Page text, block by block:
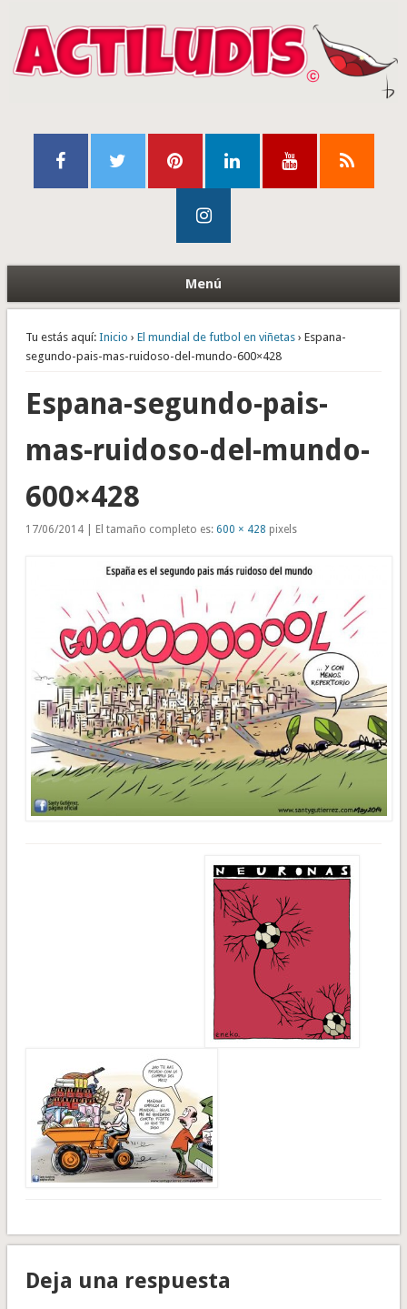
Menú
Tu estás aquí: Inicio › El mundial de futbol en viñetas› Espana-
segundo-pais-mas-ruidoso-del-mundo-600×428
Espana-segundo-pais-
mas-ruidoso-del-mundo-
600×428
17/06/2014 | El tamaño completo es: 600 × 428 pixels
Deja una respuesta